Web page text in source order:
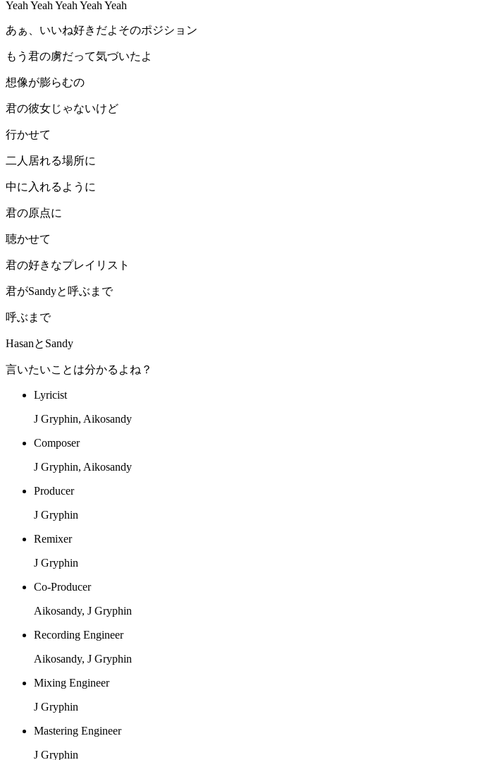
Yeah Yeah Yeah Yeah Yeah
あぁ、いいね好きだよそのポジション
もう君の虜だって気づいたよ
想像が膨らむの
君の彼女じゃないけど
行かせて
二人居れる場所に
中に入れるように
君の原点に
聴かせて
君の好きなプレイリスト
君がSandyと呼ぶまで
呼ぶまで
HasanとSandy
言いたいことは分かるよね？
Lyricist
J Gryphin, Aikosandy
Composer
J Gryphin, Aikosandy
Producer
J Gryphin
Remixer
J Gryphin
Co-Producer
Aikosandy, J Gryphin
Recording Engineer
Aikosandy, J Gryphin
Mixing Engineer
J Gryphin
Mastering Engineer
J Gryphin